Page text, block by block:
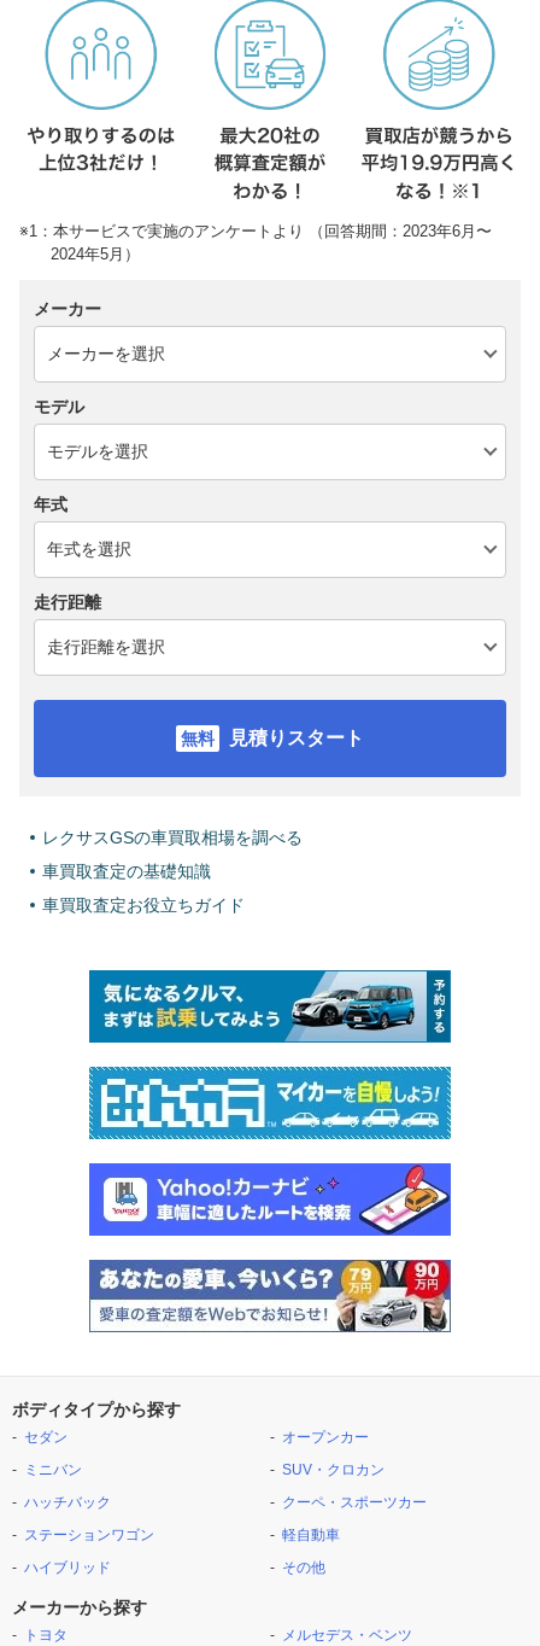
※1：本サービスで実施のアンケートより （回答期間：2023年6月〜
2024年5月）
メーカー
モデル
年式
走行距離
見積りスタート
レクサスGSの車買取相場を調べる
車買取査定の基礎知識
車買取査定お役立ちガイド
ボディタイプから探す
セダン
ミニバン
ハッチバック
ステーションワゴン
ハイブリッド
オープンカー
SUV・クロカン
クーペ・スポーツカー
軽自動車
その他
メーカーから探す
トヨタ
メルセデス・ベンツ